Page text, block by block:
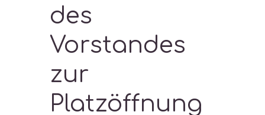
des
Vorstandes
zur
Platzöffnung